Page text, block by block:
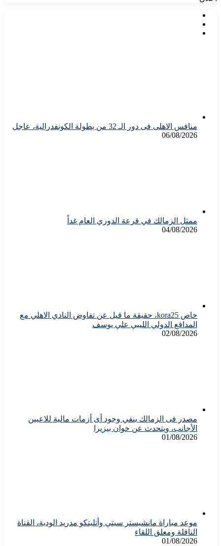
منافس الاهلى فى دور الـ 32 من بطولة الكونفدرالية، عاجل
06/08/2026
ممثل الزمالك في قرعة الدوري العام غداً
04/08/2026
خاص kora25، حقيقة ما قيل عن تفاوض النادي الاهلي مع
المدافع الدولي الليبي علي يوسف
02/08/2026
مصدر فى الزمالك ينفي وجود أى أزمات مالية للاعبين
الأجانب، ويتحدث عن خوان بيزيرا
01/08/2026
موعد مباراة مانشيستر سيتي وأتليتكو مدريد الودية، القناة
الناقلة ومعلق اللقاء
01/08/2026